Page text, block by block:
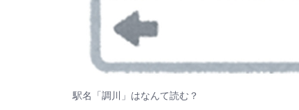
駅名「調川」はなんて読む？